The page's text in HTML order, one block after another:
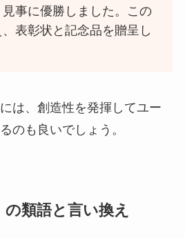
事に優勝しました。この
表彰状と記念品を贈呈し
は、創造性を発揮してユー
のも良いでしょう。
の類語と言い換え